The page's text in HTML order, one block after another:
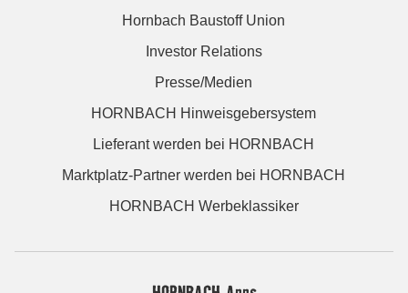
Hornbach Baustoff Union
Investor Relations
Presse/Medien
HORNBACH Hinweisgebersystem
Lieferant werden bei HORNBACH
Marktplatz-Partner werden bei HORNBACH
HORNBACH Werbeklassiker